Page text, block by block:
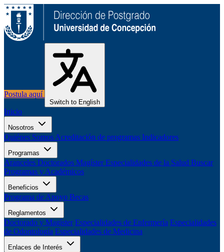
Postula aquí
Switch to English
Inicio
Nosotros
Quiénes Somos Acreditación de programas Indicadores
Programas
Aranceles Doctorados Magíster Especialidades de la Salud Buscar
Programas y Académicos
Beneficios
Programa de Apoyo Becas
Reglamentos
Doctorado y Magíster Especialidades de Enfermería Especialidades
de Odontología Especialidades de Medicina
Enlaces de Interés